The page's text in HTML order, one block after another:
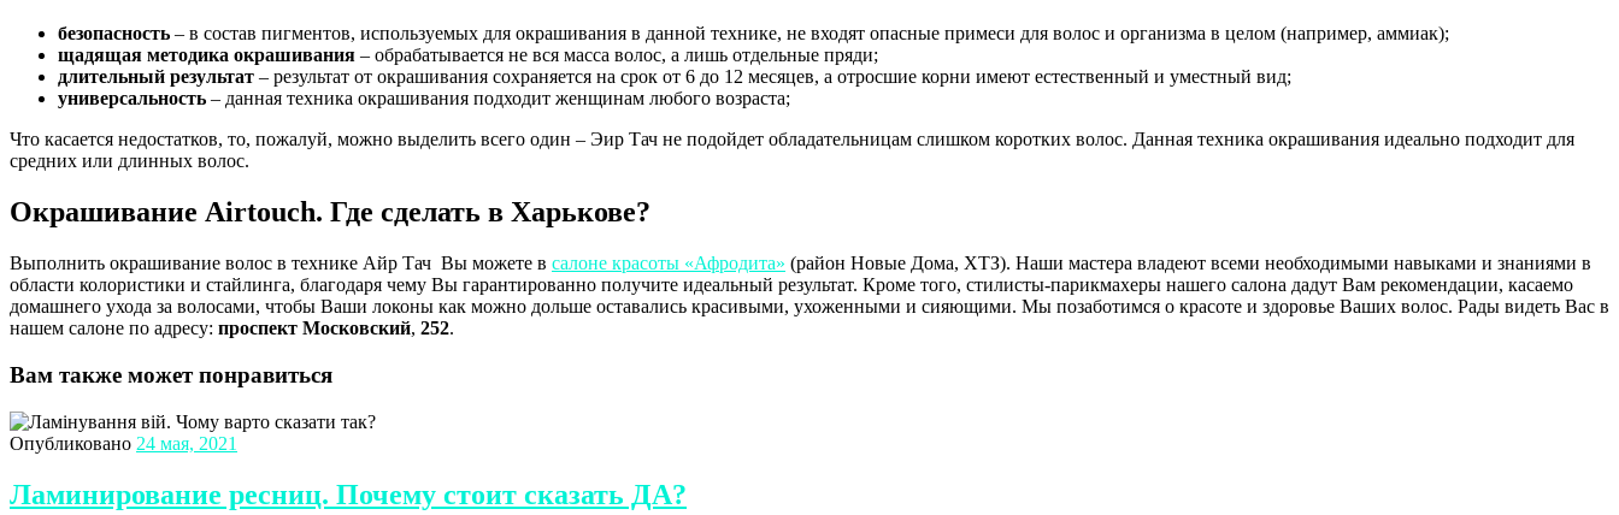
безопасность – в состав пигментов, используемых для окрашивания в данной технике, не входят опасные примеси для волос и организма в целом (например, аммиак);
щадящая методика окрашивания – обрабатывается не вся масса волос, а лишь отдельные пряди;
длительный результат – результат от окрашивания сохраняется на срок от 6 до 12 месяцев, а отросшие корни имеют естественный и уместный вид;
универсальность – данная техника окрашивания подходит женщинам любого возраста;
Что касается недостатков, то, пожалуй, можно выделить всего один – Эир Тач не подойдет обладательницам слишком коротких волос. Данная техника окрашивания идеально подходит для
средних или длинных волос.
Окрашивание Airtouch. Где сделать в Харькове?
Выполнить окрашивание волос в технике Айр Тач Вы можете в салоне красоты «Афродита» (район Новые Дома, ХТЗ). Наши мастера владеют всеми необходимыми навыками и знаниями в
области колористики и стайлинга, благодаря чему Вы гарантированно получите идеальный результат. Кроме того, стилисты-парикмахеры нашего салона дадут Вам рекомендации, касаемо
домашнего ухода за волосами, чтобы Ваши локоны как можно дольше оставались красивыми, ухоженными и сияющими. Мы позаботимся о красоте и здоровье Ваших волос. Рады видеть Вас в
нашем салоне по адресу: проспект Московский, 252.
Вам также может понравиться
Опубликовано 24 мая, 2021
Ламинирование ресниц. Почему стоит сказать ДА?